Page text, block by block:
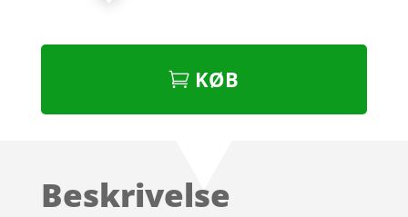
KØB
Beskrivelse